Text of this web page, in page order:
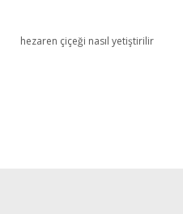
hezaren çiçeği nasıl yetiştirilir